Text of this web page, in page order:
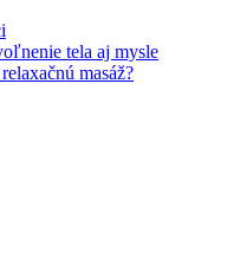
tela aj mysle
masáž?